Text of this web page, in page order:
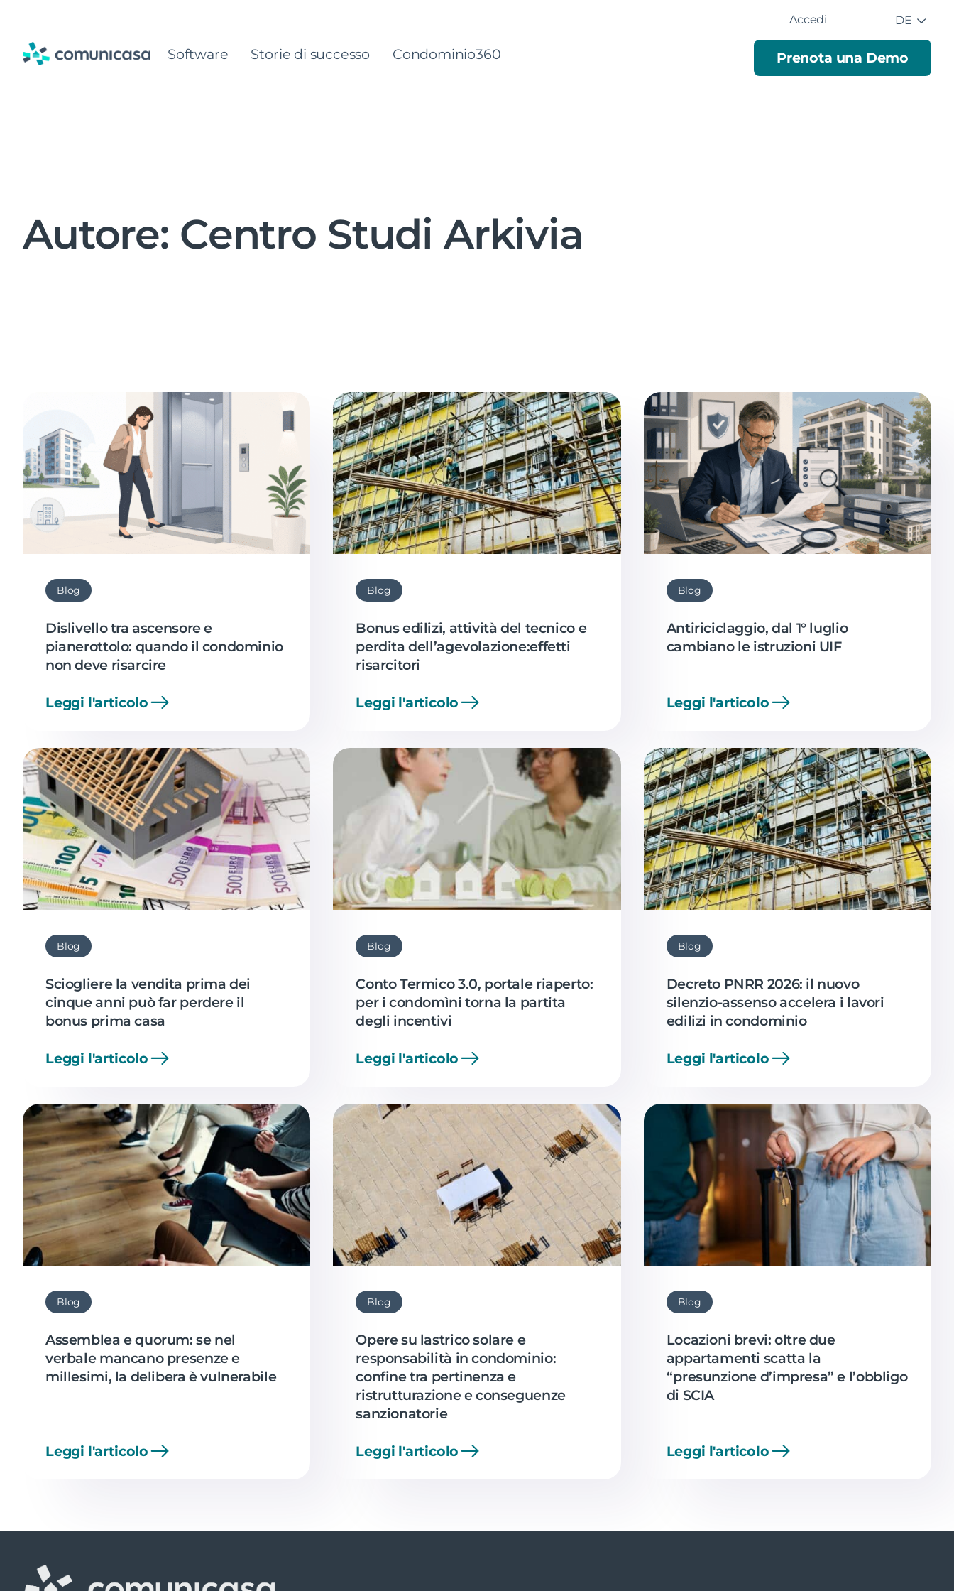
content
Software Storie di successo Condominio360 Prenota una Demo
Accedi DE
Autore: Centro Studi Arkivia
Blog
Dislivello tra ascensore e
pianerottolo: quando il condominio
non deve risarcire
Leggi l'articolo
Blog
Bonus edilizi, attività del tecnico e
perdita dell’agevolazione:effetti
risarcitori
Leggi l'articolo
Blog
Antiriciclaggio, dal 1° luglio
cambiano le istruzioni UIF
Leggi l'articolo
Blog
Sciogliere la vendita prima dei
cinque anni può far perdere il
bonus prima casa
Leggi l'articolo
Blog
Conto Termico 3.0, portale riaperto:
per i condomìni torna la partita
degli incentivi
Leggi l'articolo
Blog
Decreto PNRR 2026: il nuovo
silenzio-assenso accelera i lavori
edilizi in condominio
Leggi l'articolo
Blog
Assemblea e quorum: se nel
verbale mancano presenze e
millesimi, la delibera è vulnerabile
Leggi l'articolo
Blog
Opere su lastrico solare e
responsabilità in condominio:
confine tra pertinenza e
ristrutturazione e conseguenze
sanzionatorie
Leggi l'articolo
Blog
Locazioni brevi: oltre due
appartamenti scatta la
“presunzione d’impresa” e l’obbligo
di SCIA
Leggi l'articolo